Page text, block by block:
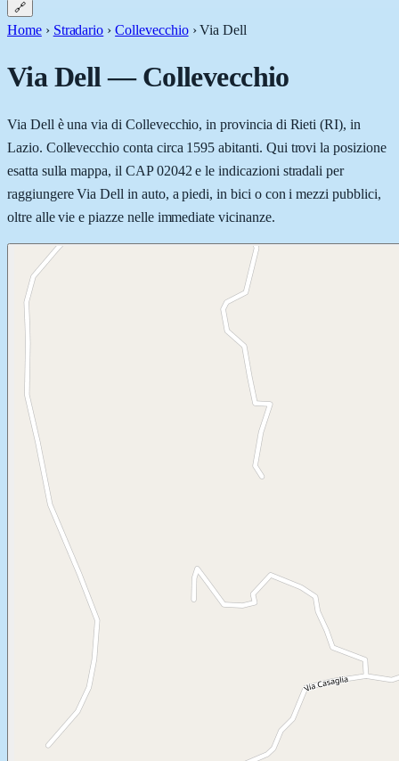
🔗
Home › Stradario › Collevecchio ›Via Dell
Via Dell—Collevecchio
Via Dell è una via di Collevecchio, in provincia di Rieti (RI), in
Lazio. Collevecchio conta circa 1595 abitanti. Qui trovi la posizione
esatta sulla mappa, il CAP 02042 e le indicazioni stradali per
raggiungere Via Dell in auto, a piedi, in bici o con i mezzi pubblici,
oltre alle vie e piazze nelle immediate vicinanze.